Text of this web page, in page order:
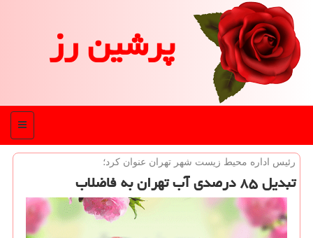
پرشین رز
منو
رئیس اداره محیط زیست شهر تهران عنوان كرد؛
تبدیل ۸۵ درصدی آب تهران به فاضلاب